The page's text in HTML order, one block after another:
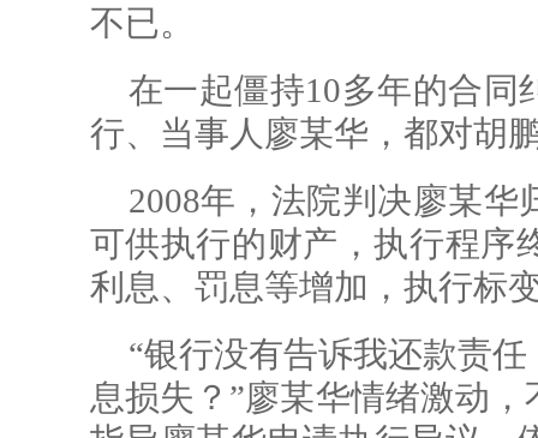
不已。
在一起僵持10多年的合同
行、当事人廖某华，都对胡
2008年，法院判决廖某
可供执行的财产，执行程序
利息、罚息等增加，执行标
“银行没有告诉我还款责
息损失？”廖某华情绪激动